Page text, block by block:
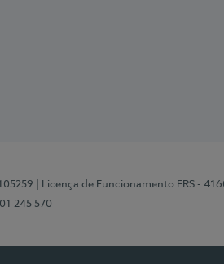
| Licença de Funcionamento ERS -
245 570